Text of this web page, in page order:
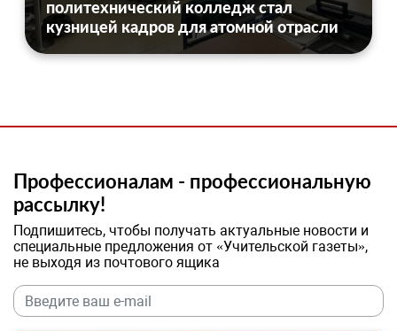
политехнический колледж стал
кузницей кадров для атомной отрасли
Профессионалам - профессиональную
рассылку!
Подпишитесь, чтобы получать актуальные новости и
специальные предложения от «Учительской газеты»,
не выходя из почтового ящика